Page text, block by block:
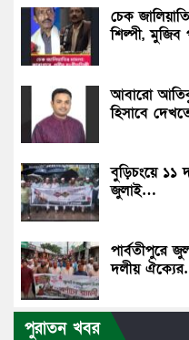
চেক
শিল্পী,
আবারো
হিসাবে
বুড়িচংয়ে ১১
জুলাই…
পার্বতীপুরে
দলীয়
পুরাতন খবর